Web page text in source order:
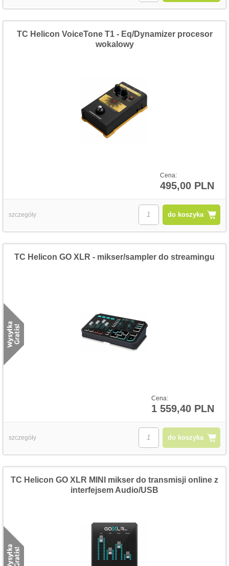
Cena:
495,00 PLN
TC Helicon VoiceTone T1 - Eq/Dynamizer procesor
wokalowy
do koszyka
szczegóły
Cena:
1 559,40 PLN
TC Helicon GO XLR - mikser/sampler do streamingu
do koszyka
szczegóły
TC Helicon GO XLR MINI mikser do transmisji online z
interfejsem Audio/USB